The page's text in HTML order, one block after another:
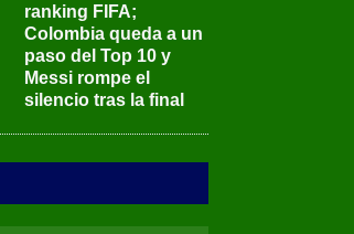
ranking FIFA;
Colombia queda a un
paso del Top 10 y
Messi rompe el
silencio tras la final